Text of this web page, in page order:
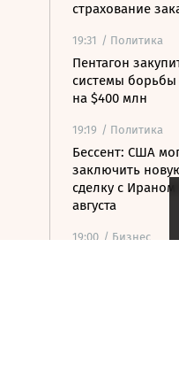
страхование
19:31 / Политика
Пентагон
системы
на $400 млн
19:19 / Политика
Бессент: США
заключить
сделку с Ираном
августа
19:00 / Бизнес